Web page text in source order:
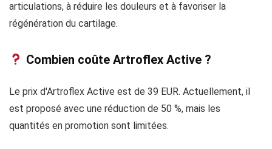
articulations, à réduire les douleurs et à favoriser la
régénération du cartilage.
Combien coûte Artroflex Active ?
Le prix d'Artroflex Active est de 39 EUR. Actuellement, il
est proposé avec une réduction de 50 %, mais les
quantités en promotion sont limitées.